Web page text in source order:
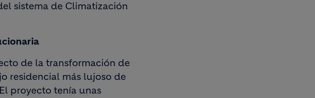
sistema de Climatización
de la transformación de
residencial más lujoso de
proyecto tenía unas